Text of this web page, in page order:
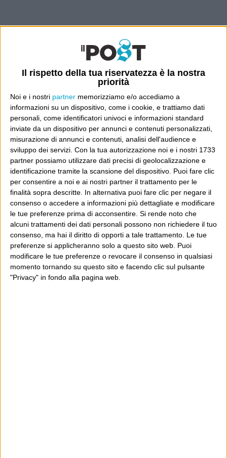
Il rispetto della tua riservatezza è la nostra
priorità
Noi e i nostri partner memorizziamo e/o accediamo a
informazioni su un dispositivo, come i cookie, e trattiamo dati
personali, come identificatori univoci e informazioni standard
inviate da un dispositivo per annunci e contenuti personalizzati,
misurazione di annunci e contenuti, analisi dell'audience e
sviluppo dei servizi. Con la tua autorizzazione noi e i nostri 1733
partner possiamo utilizzare dati precisi di geolocalizzazione e
identificazione tramite la scansione del dispositivo. Puoi fare clic
per consentire a noi e ai nostri partner il trattamento per le
finalità sopra descritte. In alternativa puoi fare clic per negare il
consenso o accedere a informazioni più dettagliate e modificare
le tue preferenze prima di acconsentire. Si rende noto che
alcuni trattamenti dei dati personali possono non richiedere il tuo
consenso, ma hai il diritto di opporti a tale trattamento. Le tue
preferenze si applicheranno solo a questo sito web. Puoi
modificare le tue preferenze o revocare il consenso in qualsiasi
momento tornando su questo sito e facendo clic sul pulsante
"Privacy" in fondo alla pagina web.
4 COMMENTI SU “QUELLA-
PAROLA-LÀ”
ILSENSOCRITICO 1 Marzo 2013
at 17:29
Si spara sulla Croce Rossa così, è
ingiusto….
Mario Valentino 1 Marzo 2013 at
21:07
Francamente appare del tutto
stucchevole questo insistere sulle
parole, sui sensi nascosti (ma
ritenuti reali) delle parole usate, sui